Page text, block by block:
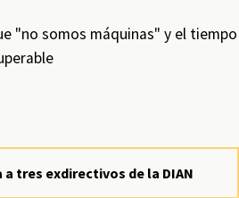
"no somos máquinas" y el tiempo
tres exdirectivos de la DIAN